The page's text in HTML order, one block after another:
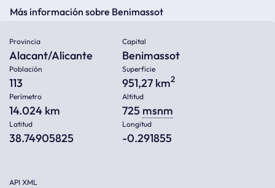
Más información sobre Benimassot
Provincia
Alacant/Alicante
Capital
Benimassot
Población
113
Superficie
951,27 km2
Perímetro
14.024 km
Altitud
725 msnm
Latitud
38.74905825
Longitud
-0.291855
API XML